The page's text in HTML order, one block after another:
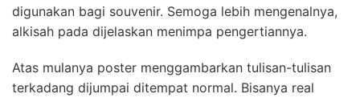
digunakan bagi souvenir. Semoga lebih mengenalnya,
alkisah pada dijelaskan menimpa pengertiannya.
Atas mulanya poster menggambarkan tulisan-tulisan
terkadang dijumpai ditempat normal. Bisanya real